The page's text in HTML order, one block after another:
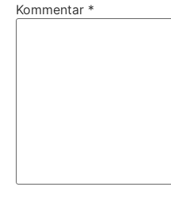
Kommentar *